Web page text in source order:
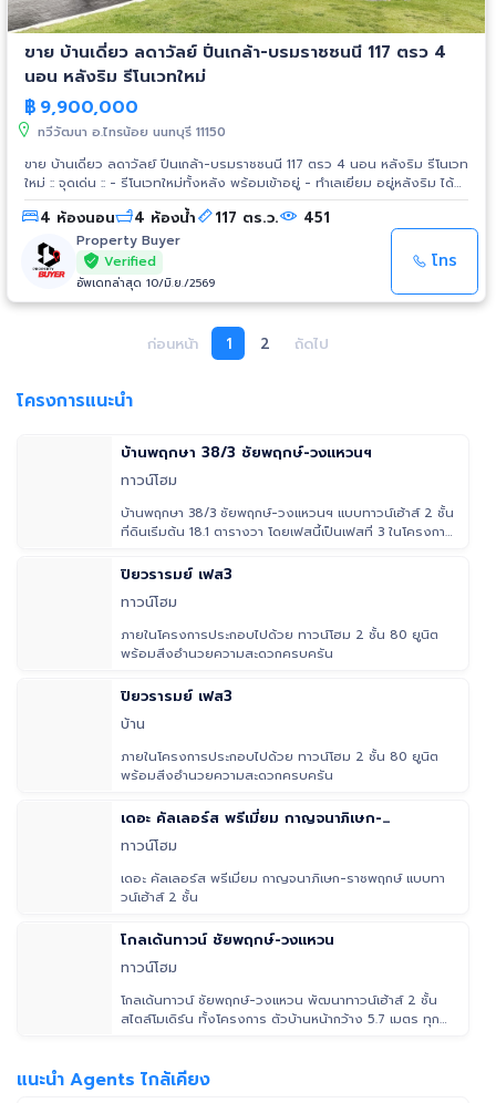
ขาย บ้านเดี่ยว ลดาวัลย์ ปิ่นเกล้า-บรมราชชนนี 117 ตรว 4
นอน หลังริม รีโนเวทใหม่
฿ 9,900,000
ทวีวัฒนา อ.ไทรน้อย นนทบุรี 11150
ขาย บ้านเดี่ยว ลดาวัลย์ ปิ่นเกล้า-บรมราชชนนี 117 ตรว 4 นอน หลังริม รีโนเวท
ใหม่ :: จุดเด่น :: - รีโนเวทใหม่ทั้งหลัง พร้อมเข้าอยู่ - ทำเลเยี่ยม อยู่หลังริม ได้
ความเป็นส่วนตัวมากกว่าหลังอื่น :: รายละเอียด :: - ขนาด 117 ตร.วา - พื้นที่ 348
ตรม. - ชนิด 4 ห้องนอน 4 ห้องน้ำ - จำนวน 2 ชั้น - ประตูหน้าบ้านหันทางทิศ
ใต้ - จอดรถได้ 3 คัน - บ้านเปล่า สามารถแต่งบ้านได้ตามใจชอบ :: รายละเอียด
โครงการ :: - ชื่อโครงการ: ลดาวัลย์ ปิ่นเกล้า-บรมราชชนนี :: สิ่งอำนวยความ
สะดวก :: - คลับเฮ้าส์ - สระว่ายน้ำ - ฟิตเนส - สวนสาธารณะ - ระบบรักษาความ
ปลอดภัย - CCTV - ห้องซาวน่า :: สถานที่ใกล้เคียง :: - The Circle ราชพฤกษ์
q=13.787663,100.352424 ราคา: 9,900,000 บาท - ค่าธรรมเนียมการโอน
Line: @buyer.aw สนใจติดต่อ 090-6659362
4 ห้องนอน 4 ห้องน้ำ 117 ตร.ว. 451
Property Buyer
Verified
อัพเดทล่าสุด 10/มิ.ย./2569
โทร
ก่อนหน้า 1 2 ถัดไป
โครงการแนะนำ
บ้านพฤกษา 38/3 ชัยพฤกษ์-วงแหวนฯ
ทาวน์โฮม
บ้านพฤกษา 38/3 ชัยพฤกษ์-วงแหวนฯ แบบทาวน์เฮ้าส์ 2 ชั้น
ที่ดินเริ่มต้น 18.1 ตารางวา โดยเฟสนี้เป็นเฟสที่ 3 ในโครงการ
ปิยวรารมย์ เฟส3
ทาวน์โฮม
ภายในโครงการประกอบไปด้วย ทาวน์โฮม 2 ชั้น 80 ยูนิต
พร้อมสิ่งอำนวยความสะดวกครบครัน
ปิยวรารมย์ เฟส3
บ้าน
ภายในโครงการประกอบไปด้วย ทาวน์โฮม 2 ชั้น 80 ยูนิต
พร้อมสิ่งอำนวยความสะดวกครบครัน
เดอะ คัลเลอร์ส พรีเมี่ยม กาญจนาภิเษก-
ราชพฤกษ์
ทาวน์โฮม
เดอะ คัลเลอร์ส พรีเมี่ยม กาญจนาภิเษก-ราชพฤกษ์ แบบทา
วน์เฮ้าส์ 2 ชั้น
โกลเด้นทาวน์ ชัยพฤกษ์-วงแหวน
ทาวน์โฮม
โกลเด้นทาวน์ ชัยพฤกษ์-วงแหวน พัฒนาทาวน์เฮ้าส์ 2 ชั้น
สไตล์โมเดิร์น ทั้งโครงการ ตัวบ้านหน้ากว้าง 5.7 เมตร ทุก
แนะนำ Agents ไกล้เคียง